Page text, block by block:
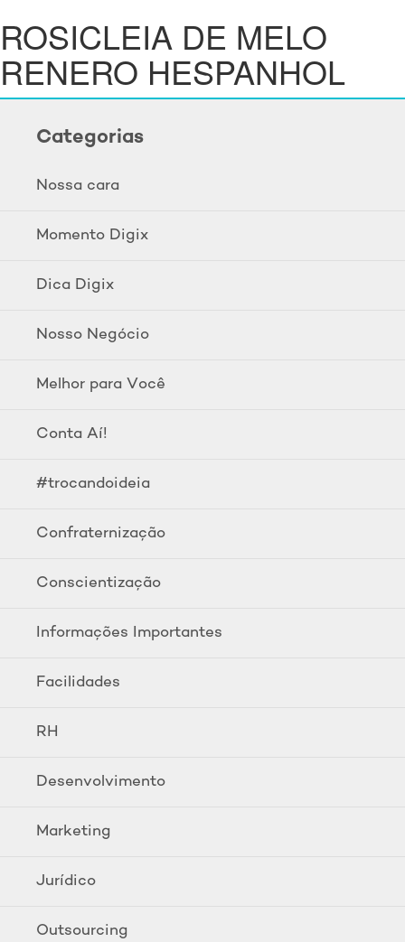
ROSICLEIA DE MELO
RENERO HESPANHOL
Categorias
Nossa cara
Momento Digix
Dica Digix
Nosso Negócio
Melhor para Você
Conta Aí!
#trocandoideia
Confraternização
Conscientização
Informações Importantes
Facilidades
RH
Desenvolvimento
Marketing
Jurídico
Outsourcing